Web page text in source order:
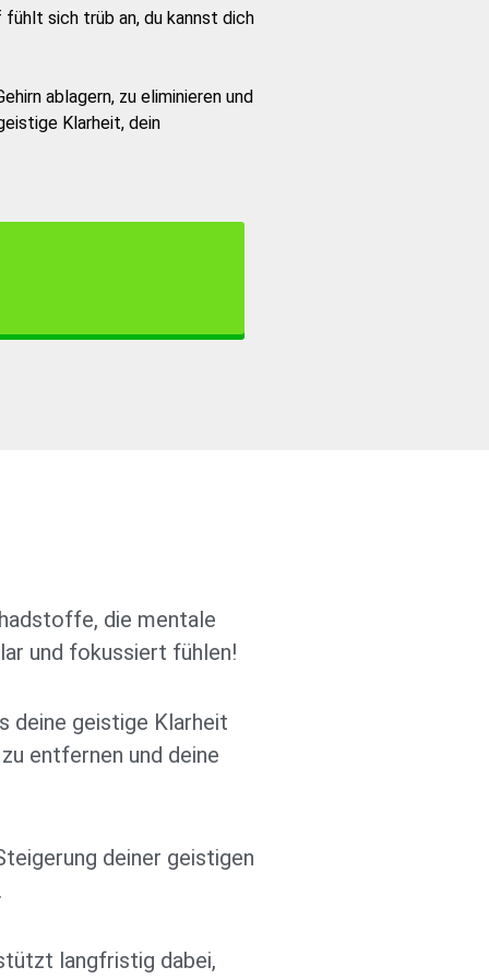
sich trüb an, du kannst dich
ablagern, zu eliminieren und
Klarheit, dein
die mentale
und fokussiert fühlen!
deine geistige Klarheit
entfernen und deine
deiner geistigen
langfristig dabei,